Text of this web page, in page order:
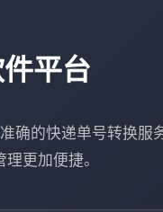
平台
确的快递单号转换服
更加便捷。